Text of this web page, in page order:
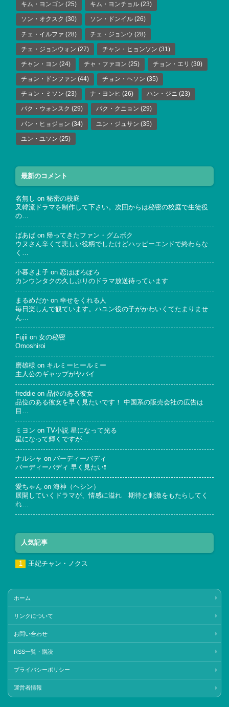
キム・ヨンゴン (25) キム・ヨンチョル (23)
ソン・オクスク (30) ソン・ドンイル (26)
チェ・イルファ (28) チェ・ジョンウ (28)
チェ・ジョンウォン (27) チャン・ヒョンソン (31)
チャン・ヨン (24) チャ・ファヨン (25) チョン・エリ (30)
チョン・ドンファン (44) チョン・ヘソン (35)
チョン・ミソン (23) ナ・ヨンヒ (26) ハン・ジニ (23)
パク・ウォンスク (29) パク・クニョン (29)
パン・ヒョジョン (34) ユン・ジュサン (35)
ユン・ユソン (25)
最新のコメント
名無し on 秘密の校庭
又韓流ドラマを制作して下さい。次回からは秘密の校庭で生徒役
の…
ばあば on 帰ってきたファン・グムボク
ウヌさん辛くて悲しい役柄でしたけどハッピーエンドで終わらな
く…
小暮さよ子 on 恋はぽろぽろ
カンウンタクの久しぶりのドラマ放送待っています
まるめだか on 幸せをくれる人
毎日楽しんで観ています。ハユン役の子がかわいくてたまりませ
ん…
Fujii on 女の秘密
Omoshiroi
磨雄様 on キルミーヒールミー
主人公のギャップがヤバイ
freddie on 品位のある彼女
品位のある彼女を早く見たいです！ 中国系の販売会社の広告は
目…
ミヨン on TV小説 星になって光る
星になって輝くですが…
ナルシャ on バーディーバディ
バーディーバディ 早く見たい❗
愛ちゃん on 海神（ヘシン）
展開していくドラマが、情感に溢れ 期待と刺激をもたらしてく
れ…
人気記事
王妃チャン・ノクス
ホーム
リンクについて
お問い合わせ
RSS一覧・購読
プライバシーポリシー
運営者情報